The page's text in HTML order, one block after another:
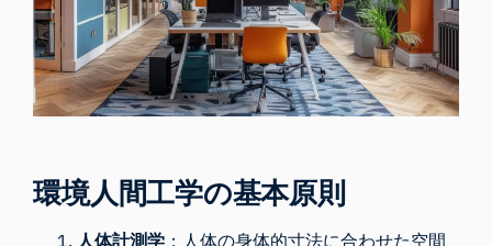
環境人間工学の基本原則
人体計測学 ：人体の身体的寸法に合わせた空間